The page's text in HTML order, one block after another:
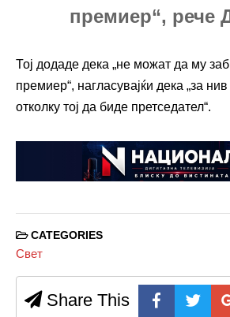
премиер“, рече
Тој додаде дека „не можат да му
премиер“, нагласувајќи дека „за
отколку тој да биде претседател“.
CATEGORIES
Свет
Share This